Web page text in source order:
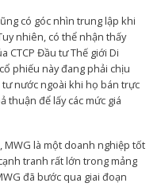
có góc nhìn trung lập khi
nhiên, có thể nhận thấy
CTCP Đầu tư Thế giới Di
phiếu này đang phải chịu
nước ngoài khi họ bán trực
để lấy các mức giá
là một doanh nghiệp tốt
tranh rất lớn trong mảng
đã bước qua giai đoạn